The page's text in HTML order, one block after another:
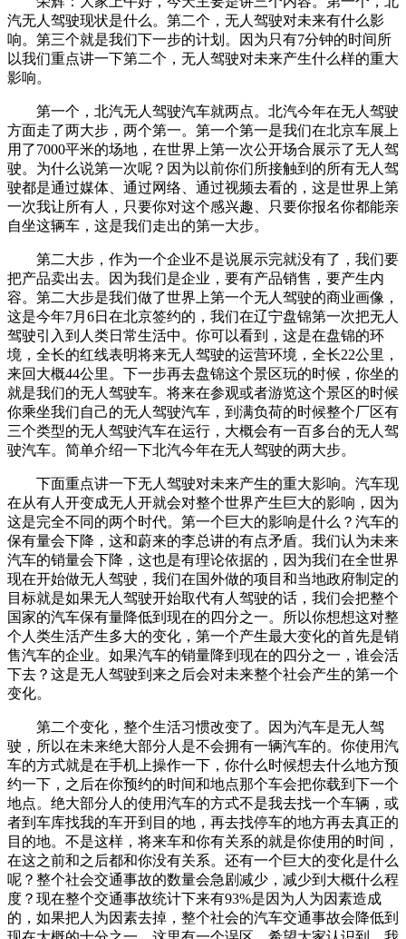
汽无人驾驶现状是什么。第二个，无人驾驶对未来有什么影
响。第三个就是我们下一步的计划。因为只有7分钟的时间所
以我们重点讲一下第二个，无人驾驶对未来产生什么样的重大
影响。
第一个，北汽无人驾驶汽车就两点。北汽今年在无人驾驶
方面走了两大步，两个第一。第一个第一是我们在北京车展上
用了7000平米的场地，在世界上第一次公开场合展示了无人驾
驶。为什么说第一次呢？因为以前你们所接触到的所有无人驾
驶都是通过媒体、通过网络、通过视频去看的，这是世界上第
一次我让所有人，只要你对这个感兴趣、只要你报名你都能亲
自坐这辆车，这是我们走出的第一大步。
第二大步，作为一个企业不是说展示完就没有了，我们要
把产品卖出去。因为我们是企业，要有产品销售，要产生内
容。第二大步是我们做了世界上第一个无人驾驶的商业画像，
这是今年7月6日在北京签约的，我们在辽宁盘锦第一次把无人
驾驶引入到人类日常生活中。你可以看到，这是在盘锦的环
境，全长的红线表明将来无人驾驶的运营环境，全长22公里，
来回大概44公里。下一步再去盘锦这个景区玩的时候，你坐的
就是我们的无人驾驶车。将来在参观或者游览这个景区的时候
你乘坐我们自己的无人驾驶汽车，到满负荷的时候整个厂区有
三个类型的无人驾驶汽车在运行，大概会有一百多台的无人驾
驶汽车。简单介绍一下北汽今年在无人驾驶的两大步。
下面重点讲一下无人驾驶对未来产生的重大影响。汽车现
在从有人开变成无人开就会对整个世界产生巨大的影响，因为
这是完全不同的两个时代。第一个巨大的影响是什么？汽车的
保有量会下降，这和蔚来的李总讲的有点矛盾。我们认为未来
汽车的销量会下降，这也是有理论依据的，因为我们在全世界
现在开始做无人驾驶，我们在国外做的项目和当地政府制定的
目标就是如果无人驾驶开始取代有人驾驶的话，我们会把整个
国家的汽车保有量降低到现在的四分之一。所以你想想这对整
个人类生活产生多大的变化，第一个产生最大变化的首先是销
售汽车的企业。如果汽车的销量降到现在的四分之一，谁会活
下去？这是无人驾驶到来之后会对未来整个社会产生的第一个
变化。
第二个变化，整个生活习惯改变了。因为汽车是无人驾
驶，所以在未来绝大部分人是不会拥有一辆汽车的。你使用汽
车的方式就是在手机上操作一下，你什么时候想去什么地方预
约一下，之后在你预约的时间和地点那个车会把你载到下一个
地点。绝大部分人的使用汽车的方式不是我去找一个车辆，或
者到车库找我的车开到目的地，再去找停车的地方再去真正的
目的地。不是这样，将来车和你有关系的就是你使用的时间，
在这之前和之后都和你没有关系。还有一个巨大的变化是什么
呢？整个社会交通事故的数量会急剧减少，减少到大概什么程
度？现在整个交通事故统计下来有93%是因为人为因素造成
的，如果把人为因素去掉，整个社会的汽车交通事故会降低到